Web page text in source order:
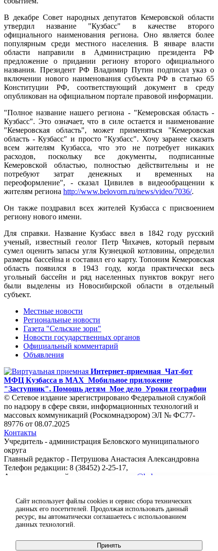
В декабре Совет народных депутатов Кемеровской области
утвердил название "Кузбасс" в качестве второго
официального наименования региона. Оно является более
популярным среди местного населения. В январе власти
области направили в Администрацию президента РФ
предложение о придании региону второго официального
названия. Президент РФ Владимир Путин подписал указ о
включении нового наименования субъекта РФ в статью 65
Конституции РФ, соответствующий документ в среду
опубликован на официальном портале правовой информации.
"Полное название нашего региона - "Кемеровская область -
Кузбасс". Это означает, что в силе остается и наименование
"Кемеровская область", может применяться "Кемеровская
область - Кузбасс" и просто "Кузбасс". Хочу заранее сказать
всем жителям Кузбасса, что это не потребует никаких
расходов, поскольку все документы, подписанные
Кемеровской областью, полностью действительны и не
потребуют затрат денежных и временных на
переоформление", - сказал Цивилев в видеообращении к
жителям региона http://www.belovorn.ru/news/video/7036/.
Он также поздравил всех жителей Кузбасса с присвоением
региону нового имени.
Для справки. Название Кузбасс ввел в 1842 году русский
ученый, известный геолог Петр Чихачев, который первым
сумел оценить запасы угля Кузнецкой котловины, определил
размеры бассейна и составил его карту. Топоним Кемеровская
область появился в 1943 году, когда практически весь
угольный бассейн и ряд населенных пунктов вокруг него
были выделены из Новосибирской области в отдельный
субъект.
Местные новости
Региональные новости
Газета "Сельские зори"
Новости государственных органов
Официальный комментарий
Объявления
Интернет-приемная Чат-бот
МФЦ Кузбасса в MAX Мобильное приложение
"Заступник". Помощь детям Мое дело Уроки географии
© Сетевое издание зарегистрировано Федеральной службой
по надзору в сфере связи, информационных технологий и
массовых коммуникаций (Роскомнадзором) ЭЛ № ФС77-
89776 от 08.07.2025
Контакты
Учредитель - администрация Беловского муниципального
округа
Главный редактор - Петрушова Анастасия Александровна
Телефон редакции: 8 (38452) 2-25-17,
Адрес электронной почты редакции:
ps@belovorn.ru
Авторизация
Сайт использует файлы cookies и сервис сбора технических
данных его посетителей. Продолжая использовать данный
ресурс, вы автоматически соглашаетесь с использованием
данных технологий.
Принять